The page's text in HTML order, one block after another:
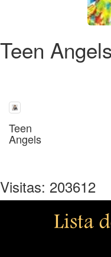
Teen
Teen
Angels
Visitas: 203612
Lista